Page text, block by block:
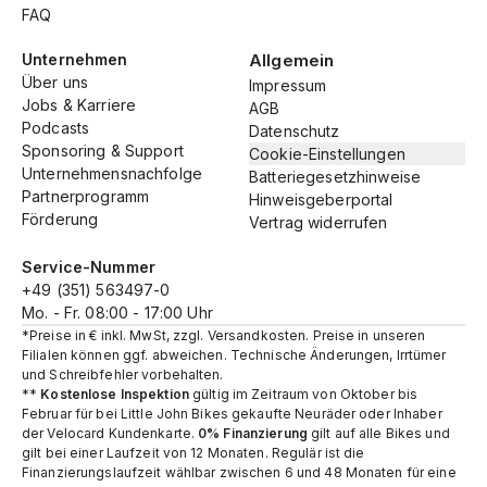
Service-Nummer
+49 (351) 563497-0
Mo. - Fr. 08:00 - 17:00 Uhr
FAQ
Unternehmen
Über uns
Jobs & Karriere
Podcasts
Sponsoring & Support
Unternehmensnachfolge
Partnerprogramm
Förderung
Allgemein
Impressum
AGB
Datenschutz
Cookie-Einstellungen
Batteriegesetzhinweise
Hinweisgeberportal
Vertrag widerrufen
*Preise in € inkl. MwSt, zzgl. Versandkosten. Preise in unseren
Filialen können ggf. abweichen. Technische Änderungen, Irrtümer
und Schreibfehler vorbehalten.
** Kostenlose Inspektiongültig im Zeitraum von Oktober bis
Februar für bei Little John Bikes gekaufte Neuräder oder Inhaber
der Velocard Kundenkarte. 0% Finanzierung gilt auf alle Bikes und
gilt bei einer Laufzeit von 12 Monaten. Regulär ist die
Finanzierungslaufzeit wählbar zwischen 6 und 48 Monaten für eine